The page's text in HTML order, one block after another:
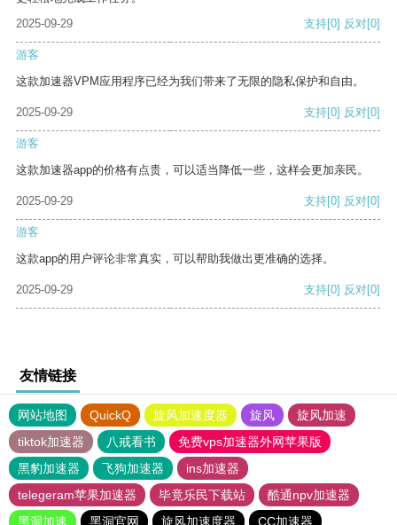
2025-09-29
支持[0] 反对[0]
游客
这款加速器VPM应用程序已经为我们带来了无限的隐私保护和自由。
2025-09-29 支持[0] 反对[0]
游客
这款加速器app的价格有点贵，可以适当降低一些，这样会更加亲民。
2025-09-29 支持[0] 反对[0]
游客
这款app的用户评论非常真实，可以帮助我做出更准确的选择。
2025-09-29 支持[0] 反对[0]
友情链接
网站地图 QuickQ 旋风加速度器 旋风
旋风加速
tiktok加速器
八戒看书
免费vps加速器外网苹果版
黑豹加速器
飞狗加速器
ins加速器
telegeram苹果加速器
毕竟乐民下载站
酷通npv加速器
黑洞加速
黑洞官网 旋风加速度器 CC加速器